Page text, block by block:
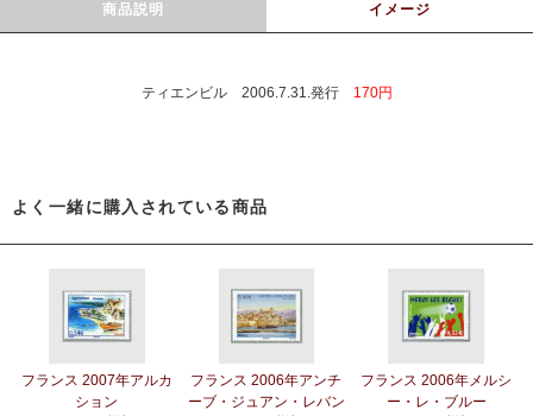
商品説明 イメージ
ティエンビル 2006.7.31.発行 170円
よく一緒に購入されている商品
フランス 2007年アルカ
ション
フランス 2006年アンチ
ーブ・ジュアン・レバン
フランス 2006年メルシ
ー・レ・ブルー